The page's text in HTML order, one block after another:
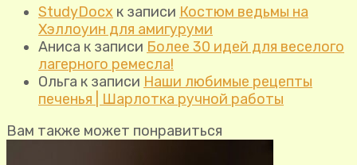
StudyDocx к записи Костюм ведьмы на
Хэллоуин для амигуруми
Аниса к записи Более 30 идей для веселого
лагерного ремесла!
Ольга к записи Наши любимые рецепты
печенья | Шарлотка ручной работы
Вам также может понравиться